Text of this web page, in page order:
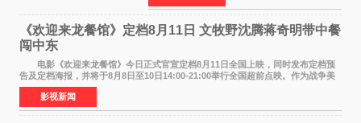
州正弘城正式启幕。NBA 传奇球星
《欢迎来龙餐馆》定档8月11日 文牧野沈腾蒋奇明带中餐
闯中东
电影《欢迎来龙餐馆》今日正式官宣定档8月11日全国上映，同时发布定档预
告及定档海报，并将于8月8日至10日14:00-21:00举行全国超前点映。作为战争美
食大片，影片讲述的是中国厨师徐福（沈腾
影视新闻